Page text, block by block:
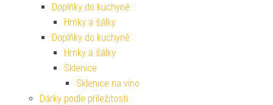
Doplňky do kuchyně
Hrnky a šálky
Doplňky do kuchyně
Hrnky a šálky
Sklenice
Sklenice na víno
Dárky podle příležitosti